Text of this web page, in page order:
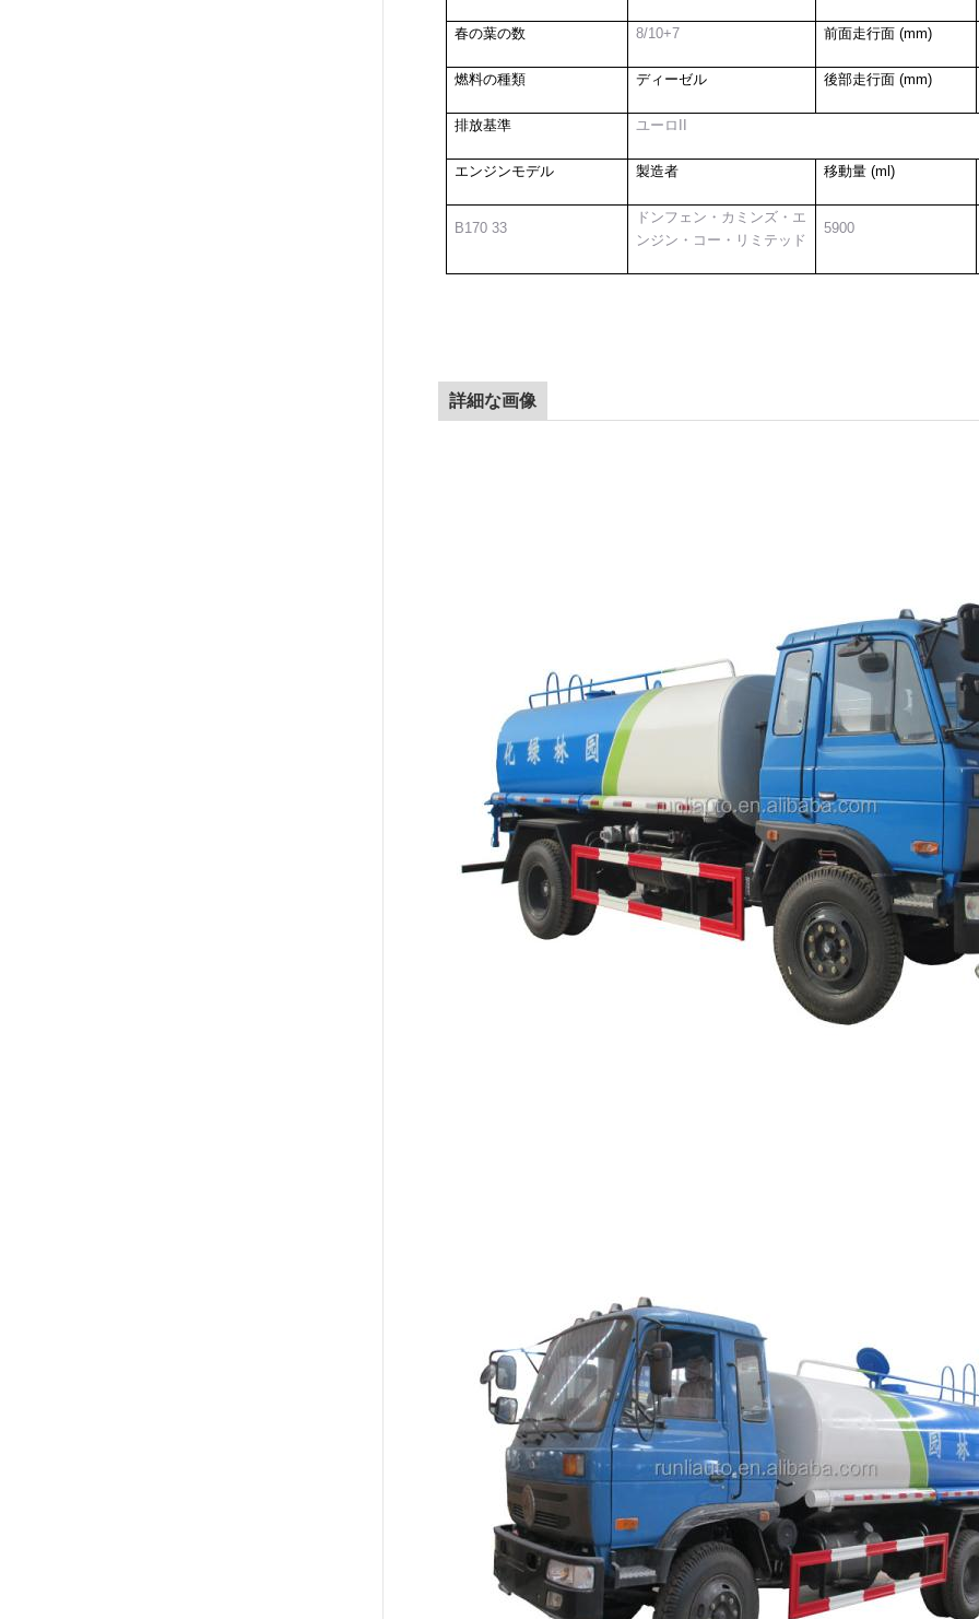
春の葉の数 8/10+7 前面走行面 (mm)
燃料の種類 ディーゼル 後部走行面 (mm)
排放基準 ユーロII
エンジンモデル 製造者 移動量 (ml)
B170 33
ドンフェン・カミンズ・エ
ンジン・コー・リミテッド
5900
詳細な画像